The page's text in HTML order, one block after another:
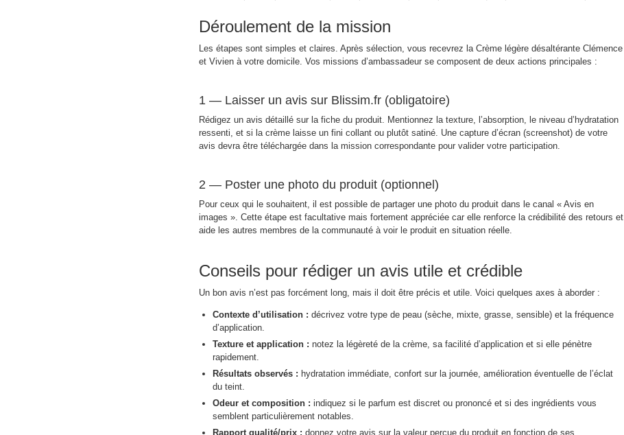
Déroulement de la mission
Les étapes sont simples et claires. Après sélection, vous recevrez la Crème légère désaltérante Clémence
et Vivien à votre domicile. Vos missions d’ambassadeur se composent de deux actions principales :
1 — Laisser un avis sur Blissim.fr (obligatoire)
Rédigez un avis détaillé sur la fiche du produit. Mentionnez la texture, l’absorption, le niveau d’hydratation
ressenti, et si la crème laisse un fini collant ou plutôt satiné. Une capture d’écran (screenshot) de votre
avis devra être téléchargée dans la mission correspondante pour valider votre participation.
2 — Poster une photo du produit (optionnel)
Pour ceux qui le souhaitent, il est possible de partager une photo du produit dans le canal « Avis en
images ». Cette étape est facultative mais fortement appréciée car elle renforce la crédibilité des retours et
aide les autres membres de la communauté à voir le produit en situation réelle.
Conseils pour rédiger un avis utile et crédible
Un bon avis n’est pas forcément long, mais il doit être précis et utile. Voici quelques axes à aborder :
Contexte d’utilisation : décrivez votre type de peau (sèche, mixte, grasse, sensible) et la fréquence
d’application.
Texture et application : notez la légèreté de la crème, sa facilité d’application et si elle pénètre
rapidement.
Résultats observés : hydratation immédiate, confort sur la journée, amélioration éventuelle de l’éclat
du teint.
Odeur et composition : indiquez si le parfum est discret ou prononcé et si des ingrédients vous
semblent particulièrement notables.
Rapport qualité/prix : donnez votre avis sur la valeur perçue du produit en fonction de ses